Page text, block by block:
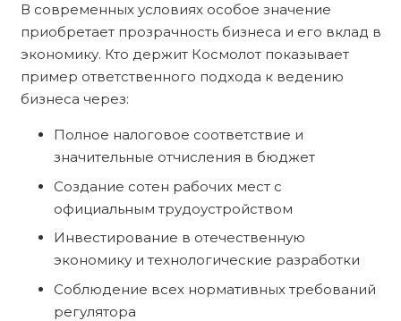
В современных условиях особое значение
приобретает прозрачность бизнеса и его вклад в
экономику. Кто держит Космолот показывает
пример ответственного подхода к ведению
бизнеса через:
Полное налоговое соответствие и
значительные отчисления в бюджет
Создание сотен рабочих мест с
официальным трудоустройством
Инвестирование в отечественную
экономику и технологические разработки
Соблюдение всех нормативных требований
регулятора